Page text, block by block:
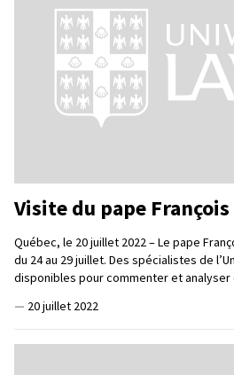
Visite du pape François
Québec, le 20 juillet 2022 – Le pape
du 24 au 29 juillet. Des spécialistes de
disponibles pour commenter et
— 20 juillet 2022